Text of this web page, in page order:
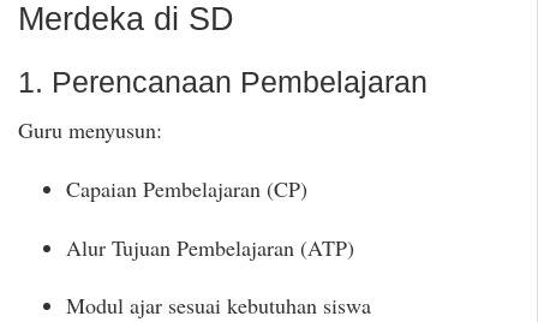
Merdeka di SD
1. Perencanaan Pembelajaran
Guru menyusun:
Capaian Pembelajaran (CP)
Alur Tujuan Pembelajaran (ATP)
Modul ajar sesuai kebutuhan siswa